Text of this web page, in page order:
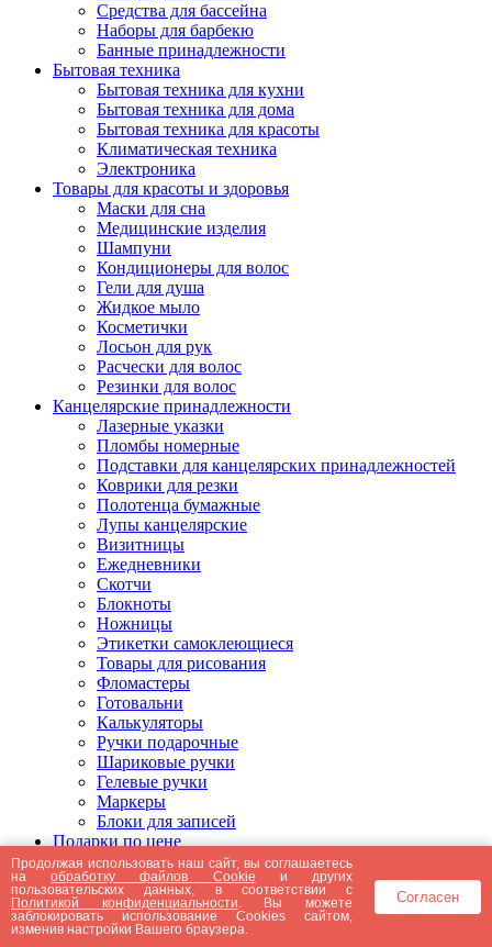
Средства для бассейна
Наборы для барбекю
Банные принадлежности
Бытовая техника
Бытовая техника для кухни
Бытовая техника для дома
Бытовая техника для красоты
Климатическая техника
Электроника
Товары для красоты и здоровья
Маски для сна
Медицинские изделия
Шампуни
Кондиционеры для волос
Гели для душа
Жидкое мыло
Косметички
Лосьон для рук
Расчески для волос
Резинки для волос
Канцелярские принадлежности
Лазерные указки
Пломбы номерные
Подставки для канцелярских принадлежностей
Коврики для резки
Полотенца бумажные
Лупы канцелярские
Визитницы
Ежедневники
Скотчи
Блокноты
Ножницы
Этикетки самоклеющиеся
Товары для рисования
Фломастеры
Готовальни
Калькуляторы
Ручки подарочные
Шариковые ручки
Гелевые ручки
Маркеры
Блоки для записей
Подарки по цене
Подарки от 5000 рублей
Подарки до 5000 рублей
Подарки до 3000 рублей
Подарки до 2000 рублей
Подарки до 1000 рублей
Продолжая использовать наш сайт, вы соглашаетесь
наобработку файлов Cookie и других
пользовательских данных, в соответствии с
Политикой конфиденциальности . Вы можете
заблокировать использование Cookies сайтом,
изменив настройки Вашего браузера.
Согласен